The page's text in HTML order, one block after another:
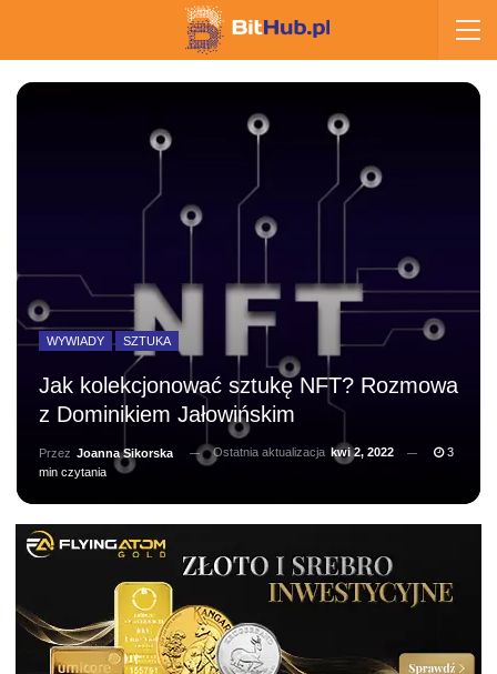
WYWIADY SZTUKA
Jak kolekcjonować sztukę NFT? Rozmowa
z Dominikiem Jałowińskim
Przez Joanna Sikorska Ostatnia aktualizacja kwi 2, 2022
3
min czytania